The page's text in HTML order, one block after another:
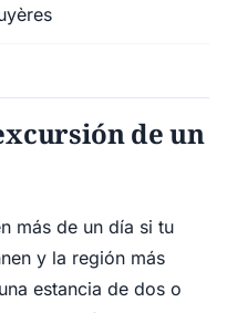
de un
más de un día si tu
y la región más
estancia de dos o